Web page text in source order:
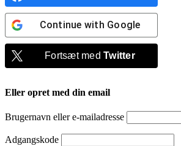
Continue with Google
Fortsæt medTwitter
Eller opret med din email
Brugernavn eller e-mailadresse
Adgangskode